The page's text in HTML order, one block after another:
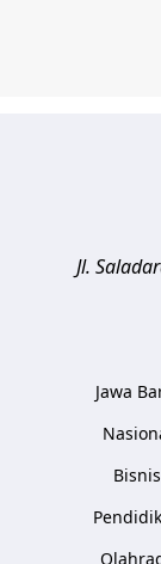
Jl.
Jawa
Bisnis